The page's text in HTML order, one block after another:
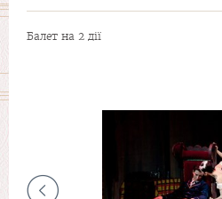
Балет на 2 дії